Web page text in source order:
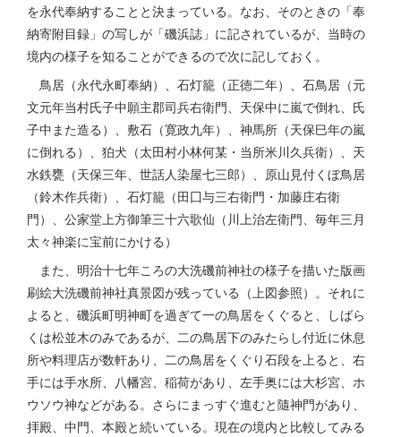
を永代奉納することと決まっている。なお、そのときの「奉
納寄附目録」の写しが「磯浜誌」に記されているが、当時の
境内の様子を知ることができるので次に記しておく。
鳥居（永代永町奉納）、石灯籠（正徳二年）、石鳥居（元
文元年当村氏子中願主郡司兵右衛門、天保中に嵐で倒れ、氏
子中また造る）、敷石（寛政九年）、神馬所（天保巳年の嵐
に倒れる）、狛犬（太田村小林何某・当所米川久兵衛）、天
水鉄甕（天保三年、世話人染屋七三郎）、原山見付くぼ鳥居
（鈴木作兵衛）、石灯籠（田囗与三右衛門・加藤庄右衛
門）、公家堂上方御筆三十六歌仙（川上治左衛門、毎年三月
太々神楽に宝前にかける）
また、明治十七年ころの大洗磯前神社の様子を描いた版画
刷絵大洗磯前神社真景図が残っている（上図参照）。それに
よると、磯浜町明神町を過ぎて一の鳥居をくぐると、しばら
くは松並木のみであるが、二の鳥居下のみたらし付近に休息
所や料理店が数軒あり、二の鳥居をくぐり石段を上ると、右
手には手水所、八幡宮、稲荷があり、左手奥には大杉宮、ホ
ウソウ神などがある。さらにまっすぐ進むと隨神門があり、
拝殿、中門、本殿と続いている。現在の境内と比較してみる